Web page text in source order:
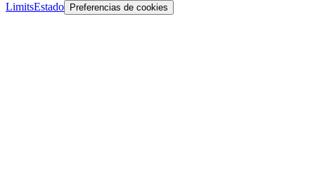
LimitsEstado Preferencias de cookies